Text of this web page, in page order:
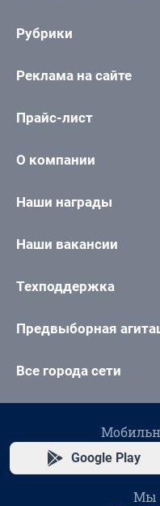
Рубрики
Реклама на сайте
Прайс-лист
О компании
Наши награды
Наши вакансии
Техподдержка
Предвыборная
Все города сети
Google Play
Мы